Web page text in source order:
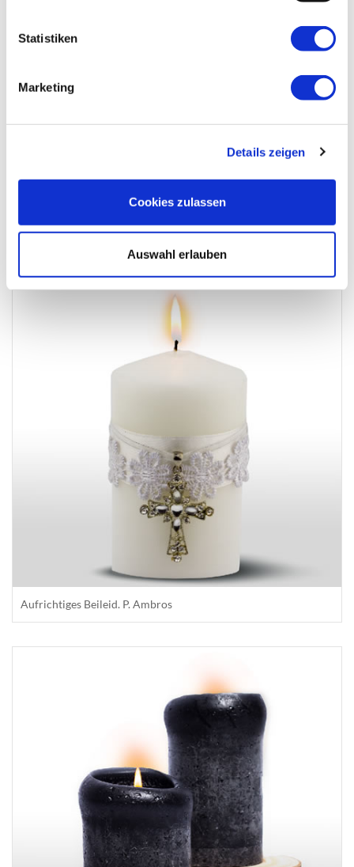
Statistiken
Marketing
Details zeigen
Cookies zulassen
Auswahl erlauben
RUHE IN FRIEDEN ! MARTIN LAMPL
Aufrichtiges Beileid. P. Ambros